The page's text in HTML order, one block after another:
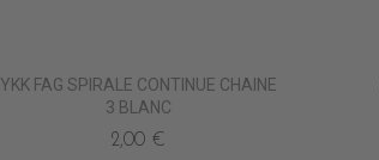
YKK FAG SPIRALE CONTINUE CHAINE
3 BLANC
2,00 €